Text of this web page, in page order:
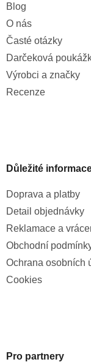
Blog
O nás
Časté otázky
Darčeková
Výrobci a značky
Recenze
Důležité
Doprava a platby
Detail objednávky
Reklamace a
Obchodní
Ochrana osobních
Cookies
Pro partnery